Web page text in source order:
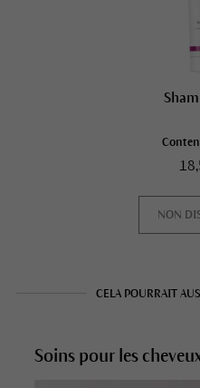
NON
CELA POURRAIT
Soins pour les